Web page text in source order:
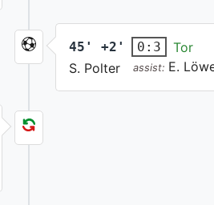
45' +2' 0:3
Tor
S. Polter
assist: E.